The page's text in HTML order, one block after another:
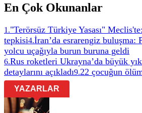
En Çok Okunanlar
1 ."Terörsüz Türkiye Yasası"
tepkisi4.İran’da esrarengiz
yolcu uçağıyla burun buruna geldi
6.Rus roketleri Ukrayna’da büyük
detaylarını açıkladı9.22 çocuğun
YAZARLAR